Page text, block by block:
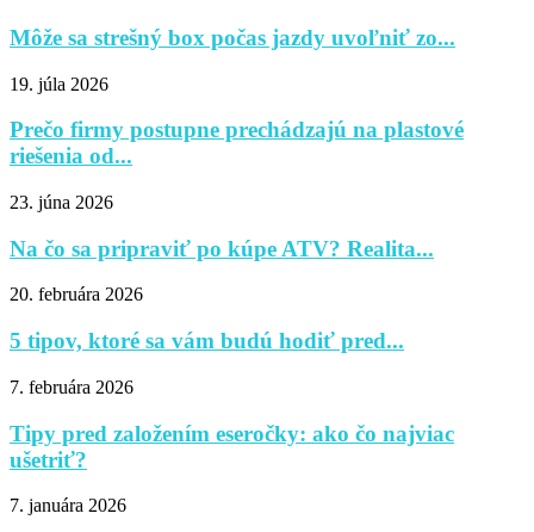
Môže sa strešný box počas jazdy uvoľniť zo...
19. júla 2026
Prečo firmy postupne prechádzajú na plastové
riešenia od...
23. júna 2026
Na čo sa pripraviť po kúpe ATV? Realita...
20. februára 2026
5 tipov, ktoré sa vám budú hodiť pred...
7. februára 2026
Tipy pred založením eseročky: ako čo najviac
ušetriť?
7. januára 2026